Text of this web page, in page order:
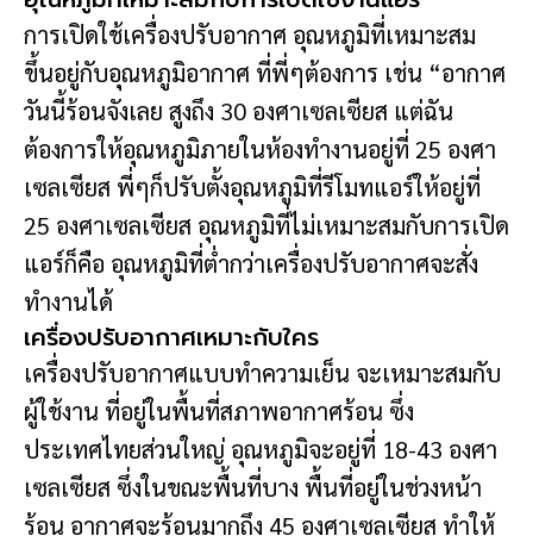
การเปิดใช้เครื่องปรับอากาศ อุณหภูมิที่เหมาะสม
ขึ้นอยู่กับอุณหภูมิอากาศ ที่พี่ๆต้องการ เช่น “อากาศ
วันนี้ร้อนจังเลย สูงถึง 30 องศาเซลเซียส แต่ฉัน
ต้องการให้อุณหภูมิภายในห้องทำงานอยู่ที่ 25 องศา
เซลเซียส พี่ๆก็ปรับตั้งอุณหภูมิที่รีโมทแอร์ให้อยู่ที่
25 องศาเซลเซียส อุณหภูมิที่ไม่เหมาะสมกับการเปิด
แอร์ก็คือ อุณหภูมิที่ต่ำกว่าเครื่องปรับอากาศจะสั่ง
ทำงานได้
เครื่องปรับอากาศเหมาะกับใคร
เครื่องปรับอากาศแบบทำความเย็น จะเหมาะสมกับ
ผู้ใช้งาน ที่อยู่ในพื้นที่สภาพอากาศร้อน ซึ่ง
ประเทศไทยส่วนใหญ่ อุณหภูมิจะอยู่ที่ 18-43 องศา
เซลเซียส ซึ่งในขณะพื้นที่บาง พื้นที่อยู่ในช่วงหน้า
ร้อน อากาศจะร้อนมากถึง 45 องศาเซลเซียส ทำให้